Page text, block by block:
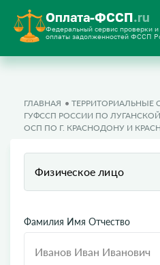
Оплата-ФССП.ru
Федеральный сервис проверки и
оплаты задолженностей ФССП
ГЛАВНАЯ
ТЕРРИТОРИАЛЬНЫЕ
ГУФССП РОССИИ ПО
ОСП ПО Г. КРАСНОДОНУ И
Физическое лицо
Фамилия Имя Отчество